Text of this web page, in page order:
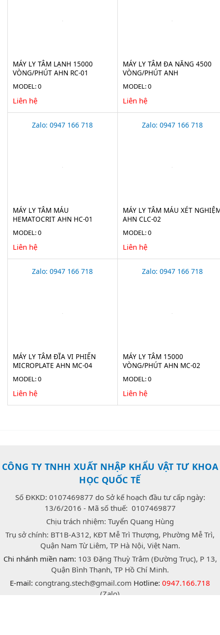
MÁY LY TÂM LẠNH 15000
VÒNG/PHÚT AHN RC-01
MODEL: 0
Liên hệ
MÁY LY TÂM ĐA NĂNG 4500
VÒNG/PHÚT ANH
MODEL: 0
Liên hệ
Zalo: 0947 166 718
MÁY LY TÂM MÁU
HEMATOCRIT AHN HC-01
MODEL: 0
Liên hệ
Zalo: 0947 166 718
MÁY LY TÂM MÁU XÉT
AHN CLC-02
MODEL: 0
Liên hệ
Zalo: 0947 166 718
MÁY LY TÂM ĐĨA VI PHIẾN
MICROPLATE AHN MC-04
MODEL: 0
Liên hệ
Zalo: 0947 166 718
MÁY LY TÂM 15000
VÒNG/PHÚT AHN MC-02
MODEL: 0
Liên hệ
CÔNG TY TNHH XUẤT NHẬP KHẨU VẬT TƯ KHOA
HỌC QUỐC TẾ
Số ĐKKD: 0107469877 do Sở kế hoạch đầu tư cấp ngày:
13/6/2016 - Mã số thuế: 0107469877
Chịu trách nhiệm: Tuyển Quang Hùng
Trụ sở chính: BT1B-A312, KĐT Mễ Trì Thượng, Phường Mễ Trì,
Quận Nam Từ Liêm, TP Hà Nội, Việt Nam.
Chi nhánh miền nam: 103 Đặng Thuỳ Trâm (Đường Trục), P 13,
Quận Bình Thạnh, TP Hồ Chí Minh.
E-mail: congtrang.stech@gmail.com Hotline: 0947.166.718
(Zalo)